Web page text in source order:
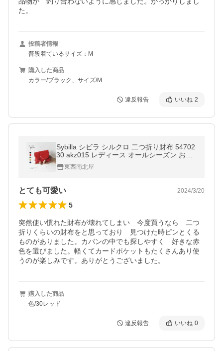
た。
投稿者情報
普段着ているサイズ：M
購入した商品
カラー/ブラック、サイズ/M
違反報告 いいね 2
Sybilla シビラ シルクロ 二つ折り財布 54702
30 akz015 レディース オールシーズン お出
かけ バッグ 財布 ケース
東西南北屋
とても可愛い 2024/3/20
5
突然使い慣れた財布が壊れてしまい　今度買うなら　二つ
折りくらいの財布をと思っており　見つけた時ピンとくる
ものがありました。カバンの中でも探しやすく　好きな赤
色を選びました。軽くてカードポケットもたくさんあり使
うのが楽しみです。ありがとうございました。
購入した商品
色/30レッド
違反報告 いいね 0